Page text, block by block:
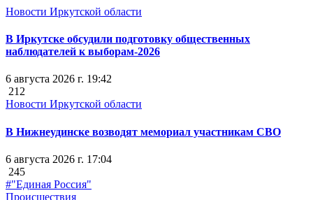
Новости Иркутской области
В Иркутске обсудили подготовку общественных
наблюдателей к выборам-2026
6 августа 2026 г. 19:42
212
Новости Иркутской области
В Нижнеудинске возводят мемориал участникам СВО
6 августа 2026 г. 17:04
245
#"Единая Россия"
Происшествия